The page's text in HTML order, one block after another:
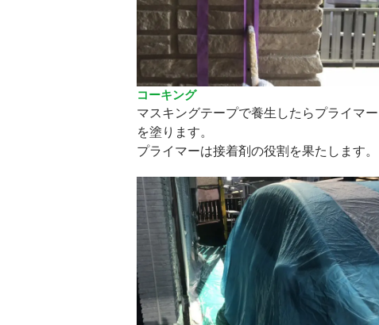
コーキング
マスキングテープで養生したらプライマー
を塗ります。
プライマーは接着剤の役割を果たします。